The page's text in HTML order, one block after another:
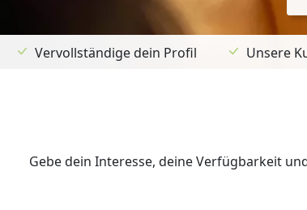
Vervollständige dein Profil Unsere
Gebe dein Interesse, deine Verfügbarkeit